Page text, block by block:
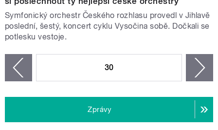
Symfonický orchestr Českého rozhlasu provedl v Jihlavě
poslední, šestý, koncert cyklu Vysočina sobě. Dočkali se
potlesku vestoje.
30
Zprávy